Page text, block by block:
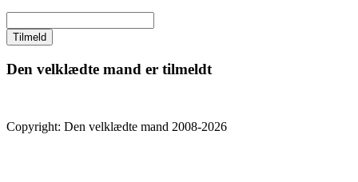
Den velklædte mand er tilmeldt
Copyright: Den velklædte mand 2008-2026